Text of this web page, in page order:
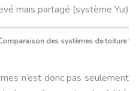
des systèmes de toiture
mais partagé (système Yui)
n’est donc pas seulement